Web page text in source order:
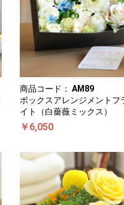
商品コード： AM89
ボックスアレンジメント
イト（白薔薇ミックス）
￥6,050